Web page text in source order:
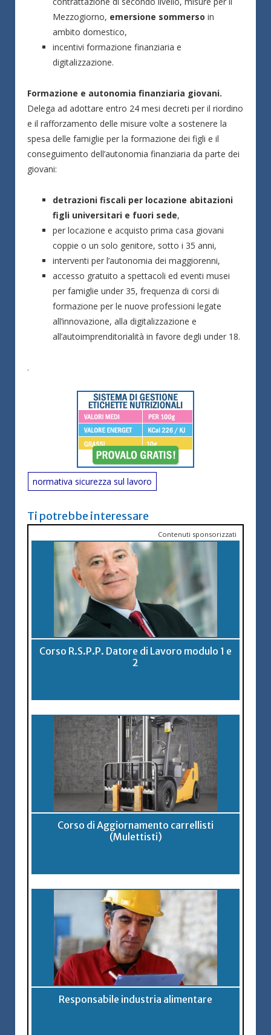
Mezzogiorno, emersione sommerso in
ambito domestico,
incentivi formazione finanziaria e
digitalizzazione.
Formazione e autonomia finanziaria giovani.
Delega ad adottare entro 24 mesi decreti per il riordino
e il rafforzamento delle misure volte a sostenere la
spesa delle famiglie per la formazione dei figli e il
conseguimento dell’autonomia finanziaria da parte dei
giovani:
detrazioni fiscali per locazione abitazioni
figli universitari e fuori sede,
per locazione e acquisto prima casa giovani
coppie o un solo genitore, sotto i 35 anni,
interventi per l’autonomia dei maggiorenni,
accesso gratuito a spettacoli ed eventi musei
per famiglie under 35, frequenza di corsi di
formazione per le nuove professioni legate
all’innovazione, alla digitalizzazione e
all’autoimprenditorialità in favore degli under 18.
.
normativa sicurezza sul lavoro
Ti potrebbe interessare
Contenuti sponsorizzati
Corso R.S.P.P. Datore di Lavoro modulo 1 e
2
Corso di Aggiornamento carrellisti
(Mulettisti)
Responsabile industria alimentare